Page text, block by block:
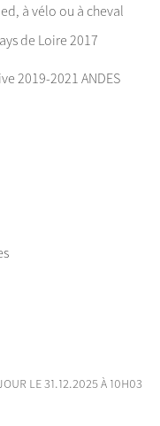
à vélo ou à cheval
de Loire 2017
2019-2021 ANDES
le 31.12.2025 à 10h03